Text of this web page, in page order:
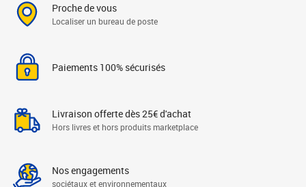
Proche de vous
Localiser un bureau de poste
Paiements 100% sécurisés
Livraison offerte dès 25€ d'achat
Hors livres et hors produits marketplace
Nos engagements
sociétaux et environnementaux